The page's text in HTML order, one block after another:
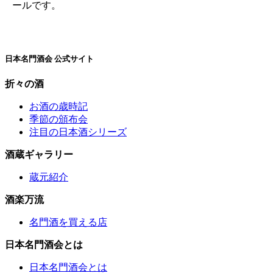
ールです。
日本名門酒会 公式サイト
折々の酒
お酒の歳時記
季節の頒布会
注目の日本酒シリーズ
酒蔵ギャラリー
蔵元紹介
酒楽万流
名門酒を買える店
日本名門酒会とは
日本名門酒会とは